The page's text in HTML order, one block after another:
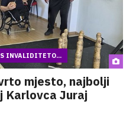
S INVALIDITETO...
mjesto, najbolji
Karlovca Juraj